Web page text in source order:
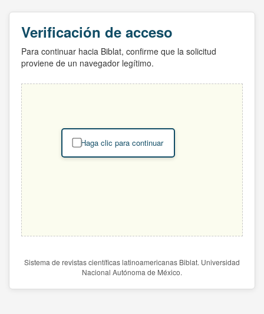
Verificación de acceso
Para continuar hacia Biblat, confirme que la solicitud
proviene de un navegador legítimo.
Haga clic para continuar
Sistema de revistas científicas latinoamericanas Biblat. Universidad
Nacional Autónoma de México.